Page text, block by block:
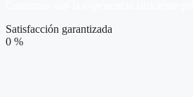
Satisfacción garantizada
0 %